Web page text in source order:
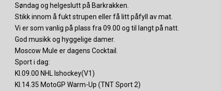
Søndag og helgeslutt på Barkrakken.
Stikk innom å fukt strupen eller få litt påfyll av mat.
Vi er som vanlig på plass fra 09.00 og til langt på natt.
God musikk og hyggelige damer.
Moscow Mule er dagens Cocktail.
Sport i dag:
Kl.09.00 NHL Ishockey(V1)
Kl.14.35 MotoGP Warm-Up (TNT Sport 2)